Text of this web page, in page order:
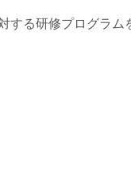
する研修プログラム